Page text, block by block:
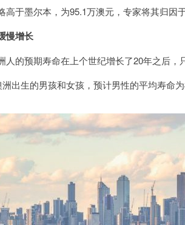
高于墨尔本，为95.1万澳元，专家将其归因
慢增长
人的预期寿命在上个世纪增长了20年之后，
出生的男孩和女孩，预计男性的平均寿命为